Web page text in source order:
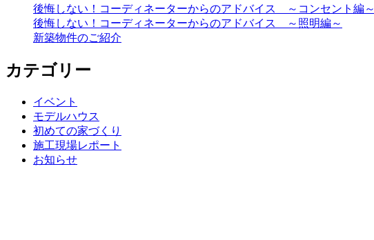
後悔しない！コーディネーターからのアドバイス ～コンセント編～
後悔しない！コーディネーターからのアドバイス ～照明編～
新築物件のご紹介
カテゴリー
イベント
モデルハウス
初めての家づくり
施工現場レポート
お知らせ